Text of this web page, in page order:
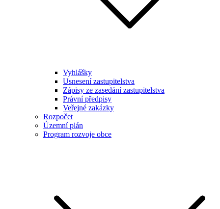
Vyhlášky
Usnesení zastupitelstva
Zápisy ze zasedání zastupitelstva
Právní předpisy
Veřejné zakázky
Rozpočet
Územní plán
Program rozvoje obce